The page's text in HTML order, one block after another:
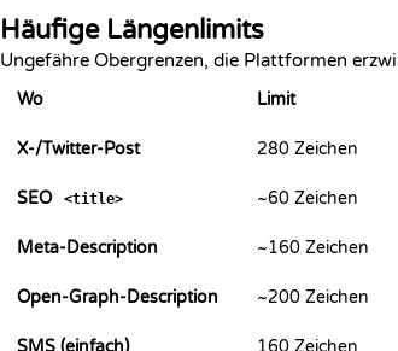
Häufige Längenlimits
Ungefähre Obergrenzen, die Plattformen
Wo Limit
X-/Twitter-Post 280 Zeichen
SEO <title> ~60 Zeichen
Meta-Description ~160 Zeichen
Open-Graph-Description ~200 Zeichen
SMS (einfach) 160 Zeichen